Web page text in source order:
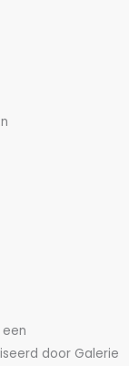
door Galerie